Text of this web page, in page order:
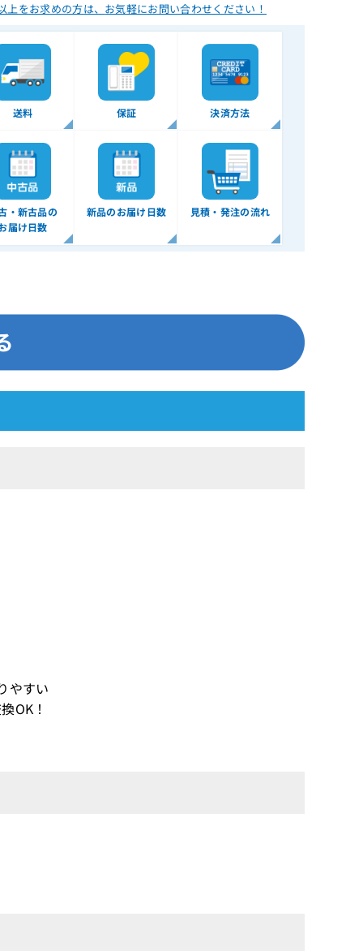
上をお求めの方は、 お気軽にお問い合わせください！
送料 保証 決済方法
・新古品の
届け日数
新品のお届け日数 見積・発注の流れ
やすい
OK！